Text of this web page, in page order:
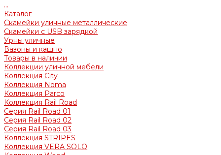
...
Каталог
Скамейки уличные металлические
Скамейки с USB зарядкой
Урны уличные
Вазоны и кашпо
Товары в наличии
Коллекции уличной мебели
Коллекция City
Коллекция Noma
Коллекция Parco
Коллекция Rail Road
Серия Rail Road 01
Серия Rail Road 02
Серия Rail Road 03
Коллекция STRIPES
Коллекция VERA SOLO